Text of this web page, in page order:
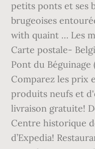
petits ponts et ses
brugeoises
with quaint … Les
Carte postale-
Pont du Béguinage
Comparez les prix
produits neufs et
livraison gratuite!
Centre historique
d’Expedia!